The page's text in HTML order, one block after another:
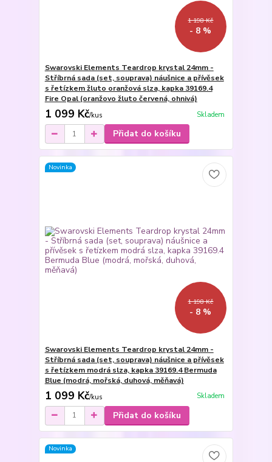
1 198 Kč
- 8 %
Swarovski Elements Teardrop krystal 24mm -
Stříbrná sada (set, souprava) náušnice a přívěsek
s řetízkem žluto oranžová slza, kapka 39169.4
Fire Opal (oranžovo žluto červená, ohnivá)
1 099 Kč/kus Skladem
Přidat do košíku
Novinka
1 198 Kč
- 8 %
Swarovski Elements Teardrop krystal 24mm -
Stříbrná sada (set, souprava) náušnice a přívěsek
s řetízkem modrá slza, kapka 39169.4 Bermuda
Blue (modrá, mořská, duhová, měňavá)
1 099 Kč/kus Skladem
Přidat do košíku
Novinka